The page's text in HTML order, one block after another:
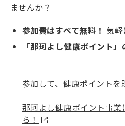
ませんか？
参加費はすべて無料！ 気軽
「那珂よし健康ポイント」
参加して、健康ポイントを
那珂よし健康ポイント事
ら！